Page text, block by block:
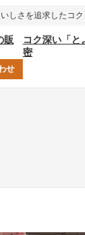
しさを追求したコ
販
コク深い「と
密
せ